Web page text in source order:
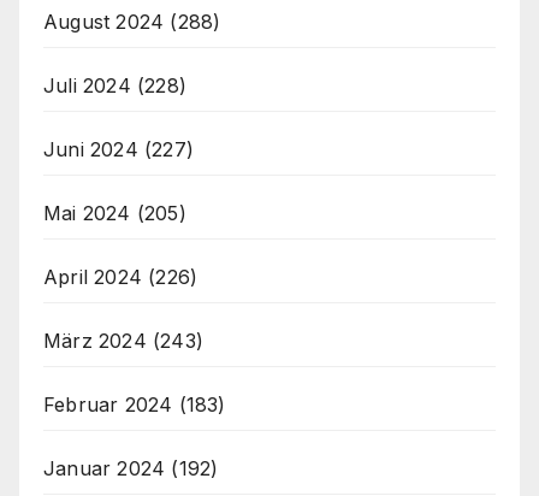
August 2024 (288)
Juli 2024 (228)
Juni 2024 (227)
Mai 2024 (205)
April 2024 (226)
März 2024 (243)
Februar 2024 (183)
Januar 2024 (192)